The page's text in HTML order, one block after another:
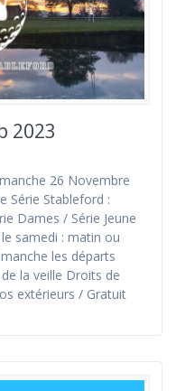
2023
26 Novembre
Série Stableford :
Dames / Série Jeune
samedi : matin ou
les départs
la veille Droits de
extérieurs / Gratuit